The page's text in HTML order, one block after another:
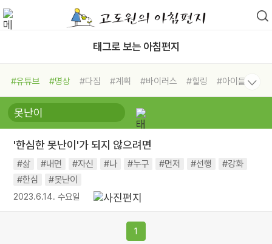
태그로 보는 아침편지
#유튜브 #명상 #다짐 #계획 #바이러스 #힐링
#아이들
#비전캠프
#독서캠프 #삶
#희망
#나눔 #친구 #링컨학교
#독서
#건강 #면역력
'한심한 못난이'가 되지 않으려면
#삶 #내면 #자신 #나 #누구 #먼저 #선행
#강화
#한심
#못난이
2023.6.14. 수요일
1